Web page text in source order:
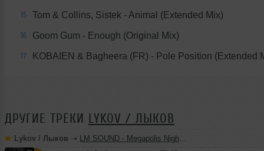
15 Tom & Collins, Sistek - Animal (Extended Mix)
16 Goom Gum - Enough (Original Mix)
17 KOBAIEN & Bagheera (FR) - Pole Position (Extended
ДРУГИЕ ТРЕКИ LYKOV / ЛЫКОВ
Lykov / Лыков ➝ LM SOUND - Megapolis Night 28.07.2026